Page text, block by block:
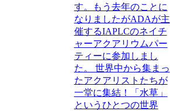
す。もう去年のことに
なりましたがADAが主
催するIAPLCのネイチ
ャーアクアリウムパー
ティーに参加しまし
た。 世界中から集まっ
たアクアリストたちが
一堂に集結！「水草」
というひとつの世界